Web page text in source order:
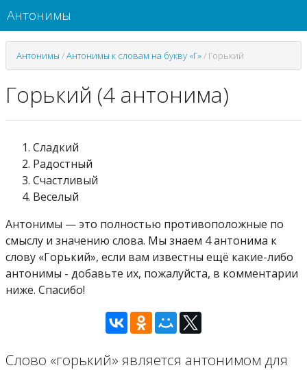
Антонимы
Антонимы /Антонимы к словам на букву «Г»/ Горький
Горький (4 антонима)
Сладкий
Радостный
Счастливый
Веселый
Антонимы — это полностью противоположные по
смыслу и значению слова. Мы знаем 4 антонима к
слову «Горький», если вам известны ещё какие-либо
антонимы - добавьте их, пожалуйста, в комментарии
ниже. Спасибо!
Слово «горький» является антонимом для